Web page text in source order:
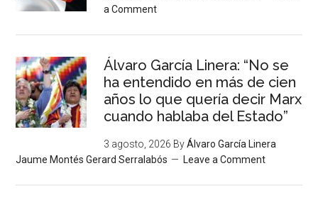
a Comment
Álvaro García Linera: “No se
ha entendido en más de cien
años lo que quería decir Marx
cuando hablaba del Estado”
3 agosto, 2026 ByÁlvaro García Linera
Jaume Montés Gerard Serralabós
Leave a Comment